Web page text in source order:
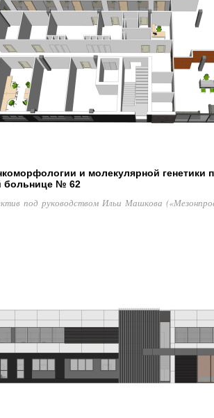
и молекулярной генетики
больнице № 62
под руководством Ильи Машкова